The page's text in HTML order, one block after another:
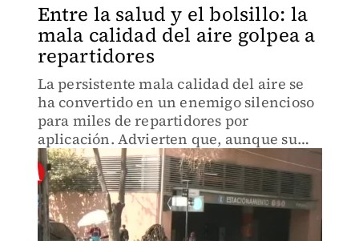
Entre la salud y el bolsillo: la
mala calidad del aire golpea a
repartidores
La persistente mala calidad del aire se
ha convertido en un enemigo silencioso
para miles de repartidores por
aplicación. Advierten que, aunque su
salud peligra al estar expuestos, detener
sus labores significa perder el sustento
diario.